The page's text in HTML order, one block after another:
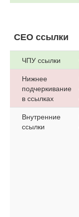
СЕО ссылки
ЧПУ ссылки
Нижнее
подчеркивание
в ссылках
Внутренние
ссылки